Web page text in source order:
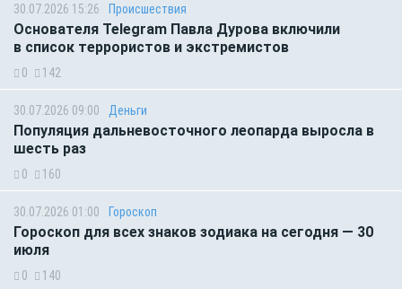
30.07.2026 15:26 Происшествия
Основателя Telegram Павла Дурова включили
в список террористов и экстремистов
0 142
30.07.2026 09:00 Деньги
Популяция дальневосточного леопарда выросла в
шесть раз
0 160
30.07.2026 01:00 Гороскоп
Гороскоп для всех знаков зодиака на сегодня — 30
июля
0 140